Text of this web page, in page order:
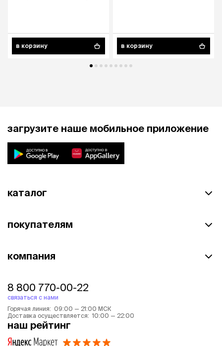
в корзину в корзину
загрузите наше мобильное приложение
каталог
покупателям
компания
8 800 770-00-22
связаться с нами
Горячая линия: 09:00 — 21:00 МСК
Доставка осуществляется: 10:00 — 22:00
наш рейтинг